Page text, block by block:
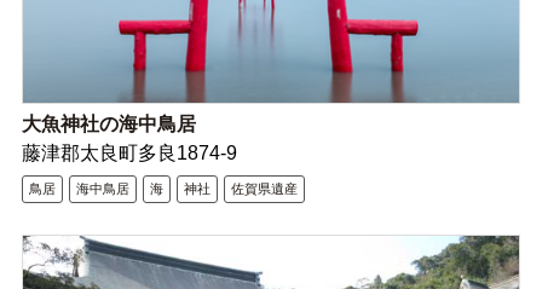
大魚神社の海中鳥居
藤津郡太良町多良1874-9
鳥居 海中鳥居 海 神社 佐賀県遺産